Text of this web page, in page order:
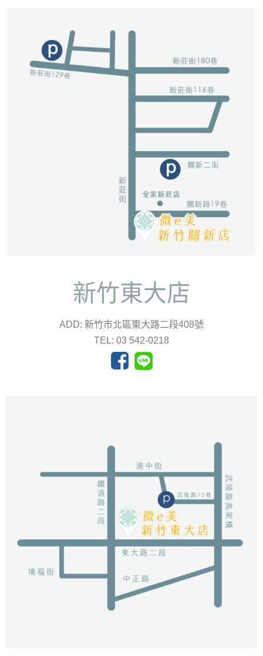
新竹東大店
ADD: 新竹市北區東大路二段408號
TEL: 03 542-0218